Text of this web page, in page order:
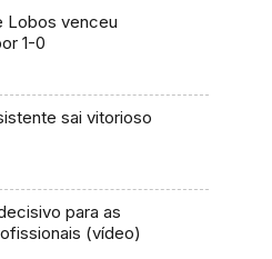
Lobos venceu
1-0
sai vitorioso
para as
(vídeo)